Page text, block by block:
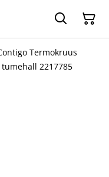
Termokruus
tumehall 2217785